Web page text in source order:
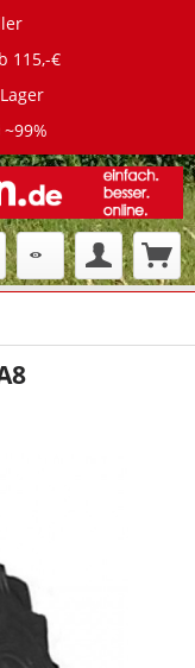
115,-€
~99%